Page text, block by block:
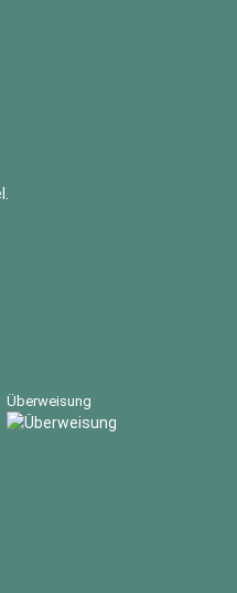
Überweisung